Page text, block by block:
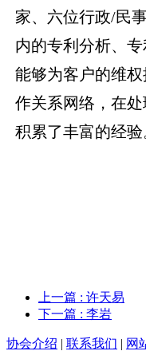
家、六位行政/民
内的专利分析、
能够为客户的维
作关系网络，在
积累了丰富的经验
上一篇 : 许天易
下一篇 : 李岩
协会介绍 | 联系我们 | 网